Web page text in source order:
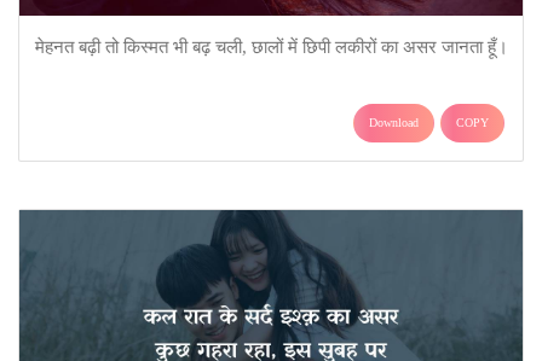
मेहनत बढ़ी तो किस्मत भी बढ़ चली, छालों में छिपी लकीरों का असर जानता हूँ।
Download COPY